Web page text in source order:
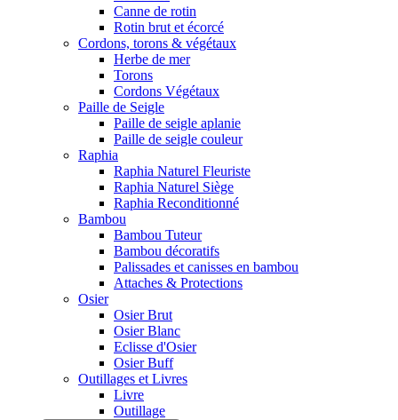
Canne de rotin
Rotin brut et écorcé
Cordons, torons & végétaux
Herbe de mer
Torons
Cordons Végétaux
Paille de Seigle
Paille de seigle aplanie
Paille de seigle couleur
Raphia
Raphia Naturel Fleuriste
Raphia Naturel Siège
Raphia Reconditionné
Bambou
Bambou Tuteur
Bambou décoratifs
Palissades et canisses en bambou
Attaches & Protections
Osier
Osier Brut
Osier Blanc
Eclisse d'Osier
Osier Buff
Outillages et Livres
Livre
Outillage